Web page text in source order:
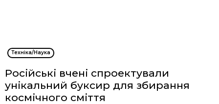
Техніка/Наука
Російські вчені спроектували
унікальний буксир для збирання
космічного сміття